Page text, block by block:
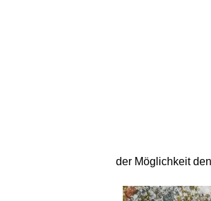
der Möglichkeit